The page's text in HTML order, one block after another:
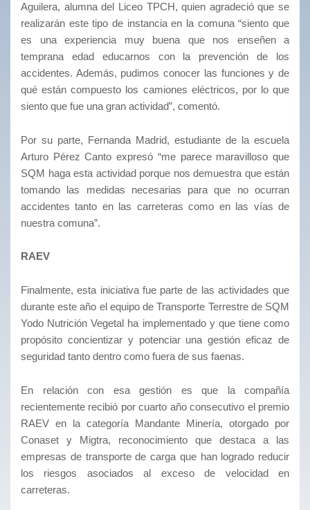
Aguilera, alumna del Liceo TPCH, quien agradeció que se
realizarán este tipo de instancia en la comuna “siento que
es una experiencia muy buena que nos enseñen a
temprana edad educarnos con la prevención de los
accidentes. Además, pudimos conocer las funciones y de
qué están compuesto los camiones eléctricos, por lo que
siento que fue una gran actividad”, comentó.
Por su parte, Fernanda Madrid, estudiante de la escuela
Arturo Pérez Canto expresó “me parece maravilloso que
SQM haga esta actividad porque nos demuestra que están
tomando las medidas necesarias para que no ocurran
accidentes tanto en las carreteras como en las vías de
nuestra comuna”.
RAEV
Finalmente, esta iniciativa fue parte de las actividades que
durante este año el equipo de Transporte Terrestre de SQM
Yodo Nutrición Vegetal ha implementado y que tiene como
propósito concientizar y potenciar una gestión eficaz de
seguridad tanto dentro como fuera de sus faenas.
En relación con esa gestión es que la compañía
recientemente recibió por cuarto año consecutivo el premio
RAEV en la categoría Mandante Minería, otorgado por
Conaset y Migtra, reconocimiento que destaca a las
empresas de transporte de carga que han logrado reducir
los riesgos asociados al exceso de velocidad en
carreteras.